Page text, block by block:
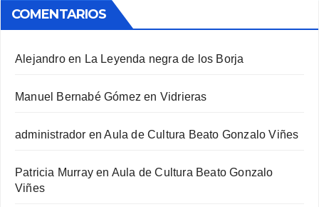
COMENTARIOS
Alejandroen La Leyenda negra de los Borja
Manuel Bernabé Gómez en Vidrieras
administrador enAula de Cultura Beato Gonzalo Viñes
Patricia Murray en Aula de Cultura Beato Gonzalo
Viñes